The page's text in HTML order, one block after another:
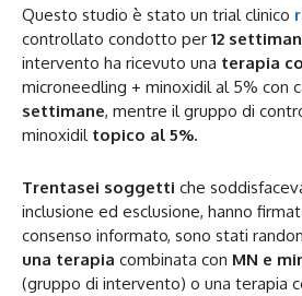
Questo studio è stato un trial clinico
controllato condotto per 12
intervento ha ricevuto una terapia
microneedling + minoxidil al 5% con
settimane, mentre il gruppo di
minoxidil topico al 5%.
Trentasei soggetti che
inclusione ed esclusione, hanno
consenso informato, sono stati
una terapia combinata con MN e
(gruppo di intervento) o una terapia